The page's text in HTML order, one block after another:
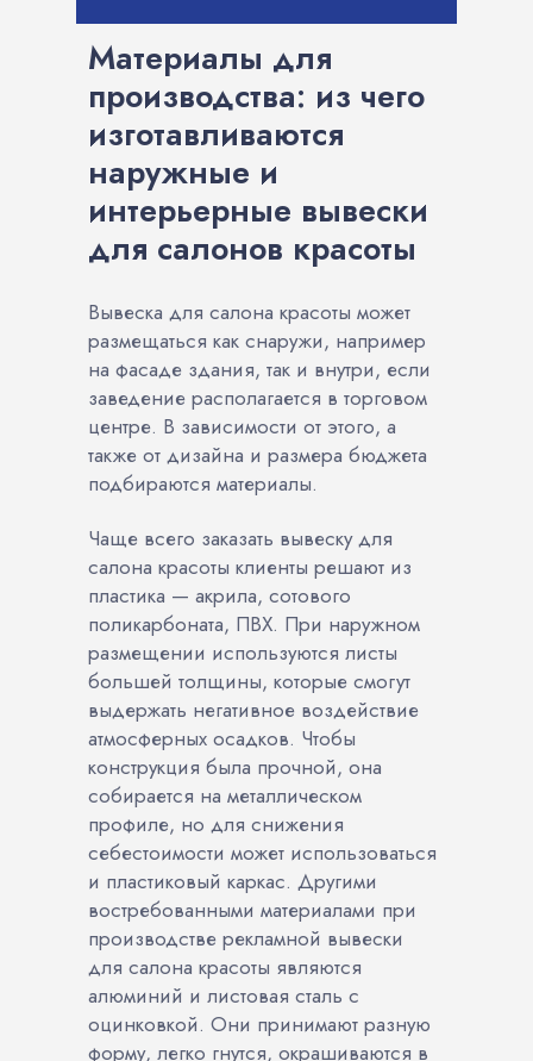
Материалы для
производства: из чего
изготавливаются
наружные и
интерьерные вывески
для салонов красоты
Вывеска для салона красоты может
размещаться как снаружи, например
на фасаде здания, так и внутри, если
заведение располагается в торговом
центре. В зависимости от этого, а
также от дизайна и размера бюджета
подбираются материалы.
Чаще всего заказать вывеску для
салона красоты клиенты решают из
пластика — акрила, сотового
поликарбоната, ПВХ. При наружном
размещении используются листы
большей толщины, которые смогут
выдержать негативное воздействие
атмосферных осадков. Чтобы
конструкция была прочной, она
собирается на металлическом
профиле, но для снижения
себестоимости может использоваться
и пластиковый каркас. Другими
востребованными материалами при
производстве рекламной вывески
для салона красоты являются
алюминий и листовая сталь с
оцинковкой. Они принимают разную
форму, легко гнутся, окрашиваются в